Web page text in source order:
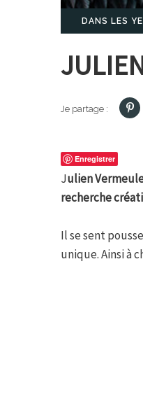
DANS LES
Je partage :
Enregistrer
Julien
recherche
Il se sent
unique. Ainsi à